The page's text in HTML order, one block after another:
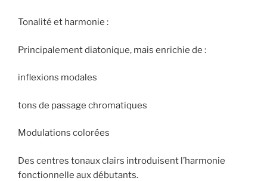
Tonalité et harmonie :
Principalement diatonique, mais enrichie de :
inflexions modales
tons de passage chromatiques
Modulations colorées
Des centres tonaux clairs introduisent l’harmonie
fonctionnelle aux débutants.